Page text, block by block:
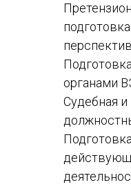
органами
Судебная